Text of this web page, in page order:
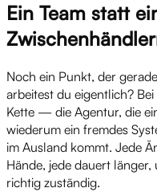
Ein Team statt
Noch ein Punkt, der
arbeitest du eigentlich?
Kette — die Agentur, die
wiederum ein fremdes
im Ausland kommt. Jede
Hände, jede dauert
richtig zuständig.